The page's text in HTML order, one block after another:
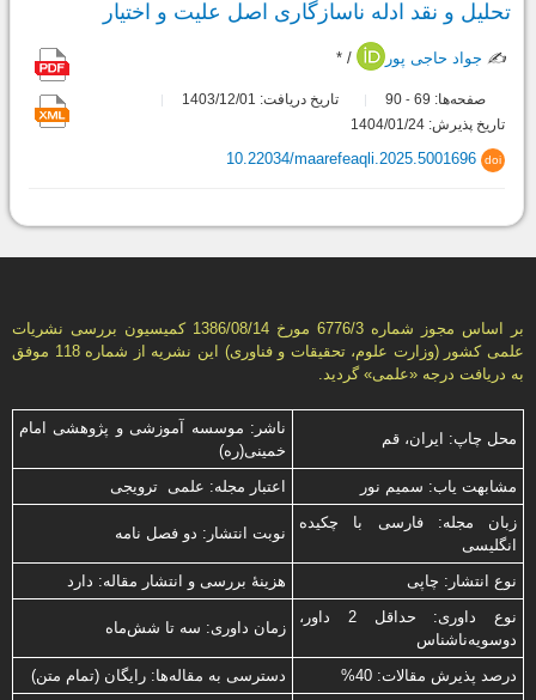
تحلیل و نقد ادله ناسازگاری اصل علیت و اختیار
✍️ جواد حاجی پور / *
صفحه‌ها: 69
-
تاریخ دریافت: 1403/12/01
تاریخ پذیرش: 1404/01/24
doi
10.22034/maarefeaqli.2025.5001696
بر اساس مجوز شماره 6776/3 مورخ 1386/08/14 كمیسیون بررسى نشریات
علمى كشور (وزارت علوم، تحقیقات و فناورى) این نشریه از شماره 118 موفق
به دریافت درجه «علمى» گردید.
محل چاپ: ایران، قم
ناشر: موسسه آموزشی و پژوهشی امام
خمینی(ره)
مشابهت ياب: سميم نور
اعتبار مجله: علمی ترویجی
زبان مجله: فارسی با چكیده
انگلیسی
نوبت انتشار: دو فصل نامه
نوع انتشار: چاپی
هزینۀ بررسی و انتشار مقاله: دارد
نوع داوری: حداقل 2 داور،
دوسویه‌ناشناس
زمان داوری: سه تا شش‌ماه
درصد پذیرش مقالات: 40% دسترسی به مقاله‌ها: رایگان (تمام متن)